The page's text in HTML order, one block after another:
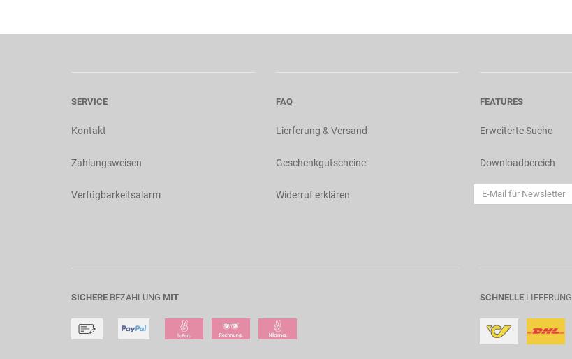
SERVICE
Kontakt
Zahlungsweisen
Verfügbarkeitsalarm
FAQ
Lierferung & Versand
Geschenkgutscheine
Widerruf erklären
FEATURES
Erweiterte Suche
Downloadbereich
SICHERE BEZAHLUNG MIT SCHNELLE LIEFERUNG